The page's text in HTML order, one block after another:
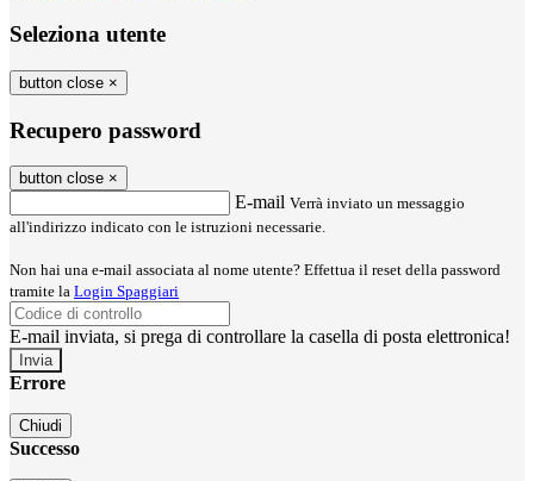
Seleziona utente
button close ×
Recupero password
button close ×
E-mail Verrà inviato un messaggio
all'indirizzo indicato con le istruzioni necessarie.
Non hai una e-mail associata al nome utente? Effettua il reset della password
tramite la Login Spaggiari
E-mail inviata, si prega di controllare la casella di posta elettronica!
Errore
Chiudi
Successo